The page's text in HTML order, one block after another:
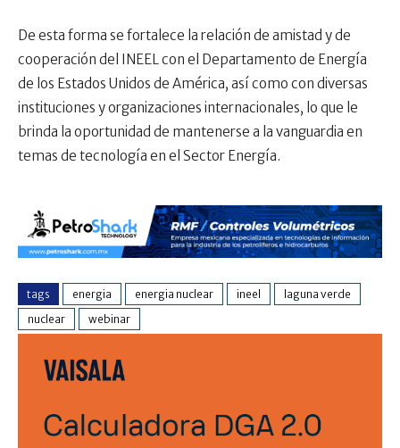
De esta forma se fortalece la relación de amistad y de
cooperación del INEEL con el Departamento de Energía
de los Estados Unidos de América, así como con diversas
instituciones y organizaciones internacionales, lo que le
brinda la oportunidad de mantenerse a la vanguardia en
temas de tecnología en el Sector Energía.
tags energia energia nuclear ineel
laguna verde
nuclear
webinar